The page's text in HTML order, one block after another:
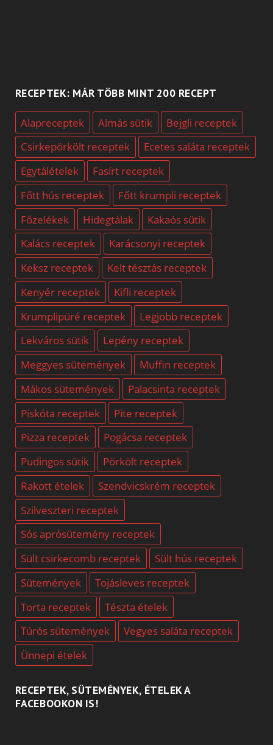
RECEPTEK: MÁR TÖBB MINT 200 RECEPT
Alapreceptek Almás sütik
Bejgli receptek
Csirkepörkölt receptek
Ecetes saláta receptek
Egytálételek
Fasírt receptek
Főtt hús receptek
Főtt krumpli receptek
Főzelékek
Hidegtálak
Kakaós sütik
Kalács receptek
Karácsonyi receptek
Keksz receptek
Kelt tésztás receptek
Kenyér receptek
Kifli receptek
Krumplipüré receptek
Legjobb receptek
Lekváros sütik
Lepény receptek
Meggyes sütemények
Muffin receptek
Mákos sütemények
Palacsinta receptek
Piskóta receptek
Pite receptek
Pizza receptek
Pogácsa receptek
Pudingos sütik
Pörkölt receptek
Rakott ételek
Szendvicskrém receptek
Szilveszteri receptek
Sós aprósütemény receptek
Sült csirkecomb receptek
Sült hús receptek
Sütemények
Tojásleves receptek
Torta receptek
Tészta ételek
Túrós sütemények
Vegyes saláta receptek
Ünnepi ételek
RECEPTEK, SÜTEMÉNYEK, ÉTELEK A
FACEBOOKON IS!